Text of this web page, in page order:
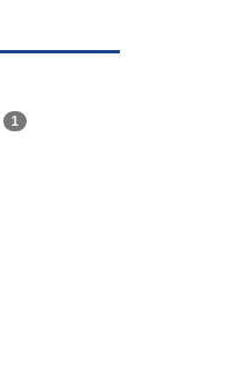
1